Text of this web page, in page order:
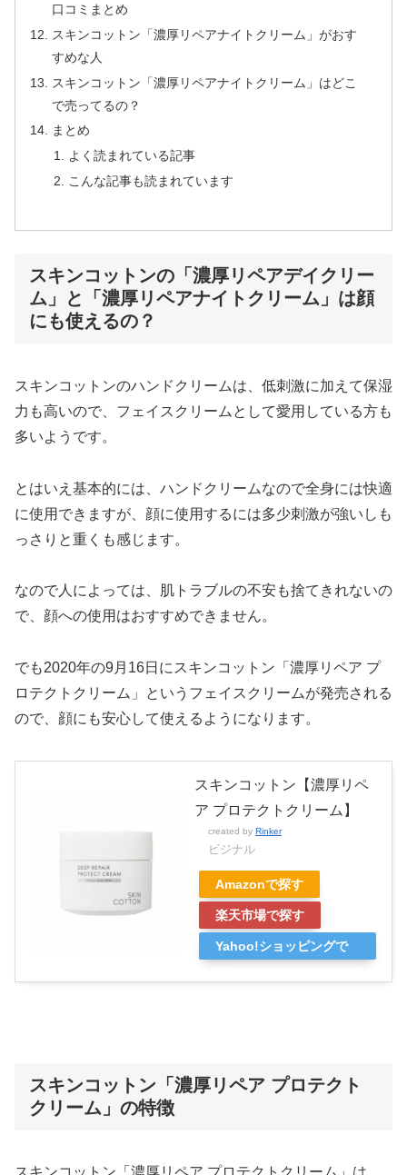
口コミまとめ
スキンコットン「濃厚リペアナイトクリーム」がおす
すめな人
スキンコットン「濃厚リペアナイトクリーム」はどこ
で売ってるの？
まとめ
よく読まれている記事
こんな記事も読まれています
スキンコットンの「濃厚リペアデイクリー
ム」と「濃厚リペアナイトクリーム」は顔
にも使えるの？
スキンコットンのハンドクリームは、低刺激に加えて保湿
力も高いので、フェイスクリームとして愛用している方も
多いようです。
とはいえ基本的には、ハンドクリームなので全身には快適
に使用できますが、顔に使用するには多少刺激が強いしも
っさりと重くも感じます。
なので人によっては、肌トラブルの不安も捨てきれないの
で、顔への使用はおすすめできません。
でも2020年の9月16日にスキンコットン「濃厚リペア プ
ロテクトクリーム」というフェイスクリームが発売される
ので、顔にも安心して使えるようになります。
スキンコットン【濃厚リペ
ア プロテクトクリーム】
created by Rinker
ビジナル
Amazonで探す
楽天市場で探す
Yahoo!ショッピングで
スキンコットン「濃厚リペア プロテクト
クリーム」の特徴